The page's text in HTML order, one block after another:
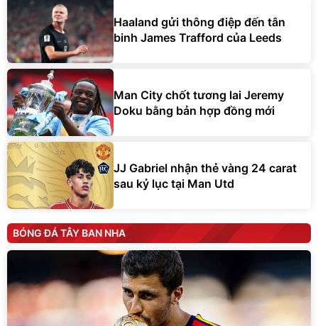
Haaland gửi thông điệp đến tân
binh James Trafford của Leeds
Man City chốt tương lai Jeremy
Doku bằng bản hợp đồng mới
JJ Gabriel nhận thẻ vàng 24 carat
sau kỷ lục tại Man Utd
BÓNG ĐÁ TÂY BAN NHA